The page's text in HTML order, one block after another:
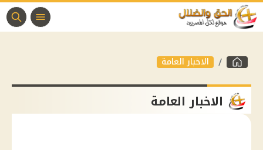
الاخبار العامة
الاخبار العامة